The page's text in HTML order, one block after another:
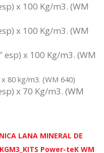
x 100 Kg/m3. (WM
x 100 Kg/m3. (WM
esp) x 100 Kg/m3. (WM
x 80 kg/m3. (WM 640)
x 70 Kg/m3. (WM
LANA MINERAL DE
Power-teK WM